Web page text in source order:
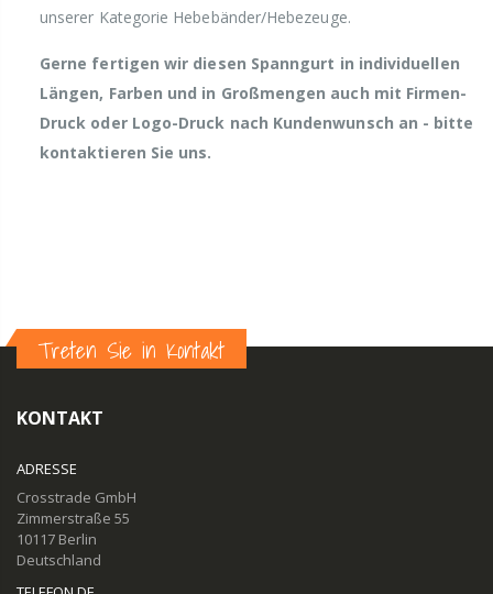
unserer Kategorie Hebebänder/Hebezeuge.
Gerne fertigen wir diesen Spanngurt in individuellen
Längen, Farben und in Großmengen auch mit Firmen-
Druck oder Logo-Druck nach Kundenwunsch an - bitte
kontaktieren Sie uns.
Treten Sie in Kontakt
KONTAKT
ADRESSE
Crosstrade GmbH
Zimmerstraße 55
10117 Berlin
Deutschland